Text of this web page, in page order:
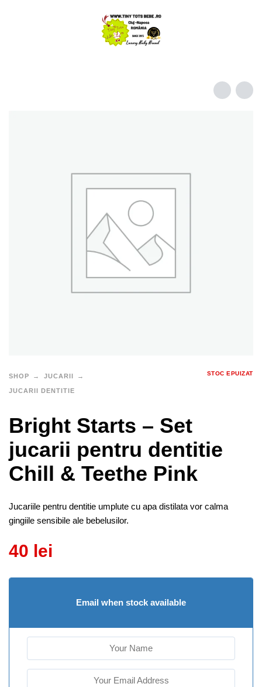
SHOP JUCARII
JUCARII DENTITIE
STOC EPUIZAT
Bright Starts – Set
jucarii pentru dentitie
Chill & Teethe Pink
Jucariile pentru dentitie umplute cu apa distilata vor calma
gingiile sensibile ale bebelusilor.
40 lei
Email when stock available